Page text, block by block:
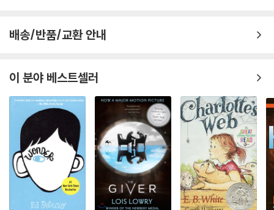
배송/반품/교환 안내
이 분야 베스트셀러